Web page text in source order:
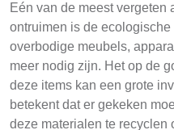
Eén van de meest vergeten
ontruimen is de
overbodige meubels,
meer nodig zijn. Het op de
deze items kan een grote
betekent dat er gekeken
deze materialen te recyclen